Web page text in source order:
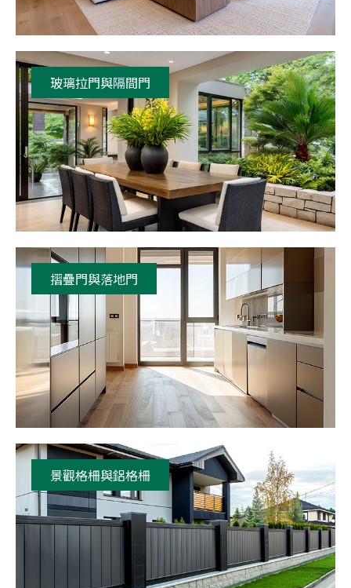
玻璃拉門與隔間門
摺疊門與落地門
景觀格柵與鋁格柵